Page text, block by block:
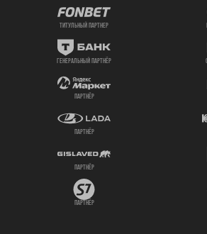
титульный партнер
генеральный партнёр
партнёр
партнёр
партнёр
партнёр